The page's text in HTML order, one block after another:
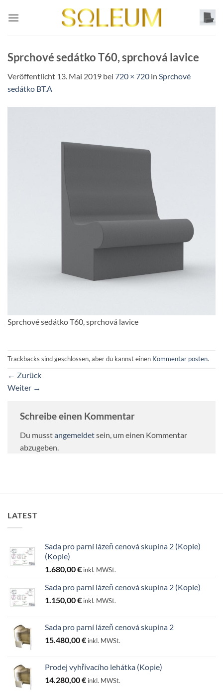
Inhalt
Sprchové sedátko T60, sprchová lavice
Veröffentlicht 13. Mai 2019 bei 720 × 720 in Sprchové
sedátko BT.A
Sprchové sedátko T60, sprchová lavice
Trackbacks sind geschlossen, aber du kannst einen Kommentar posten.
← Zurück
Weiter →
Schreibe einen Kommentar
Du musstangemeldetsein, um einen Kommentar
abzugeben.
LATEST
Sada pro parní lázeň cenová skupina 2 (Kopie)
(Kopie)
1.680,00€ inkl. MWSt.
Sada pro parní lázeň cenová skupina 2 (Kopie)
1.150,00€ inkl. MWSt.
Sada pro parní lázeň cenová skupina 2
15.480,00€ inkl. MWSt.
Prodej vyhřívacího lehátka (Kopie)
14.280,00€ inkl. MWSt.